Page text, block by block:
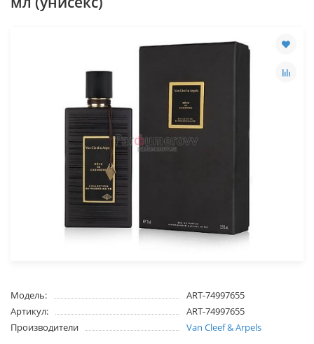
Модель:
ART-74997655
Артикул:
ART-74997655
Производители
Van Cleef & Arpels